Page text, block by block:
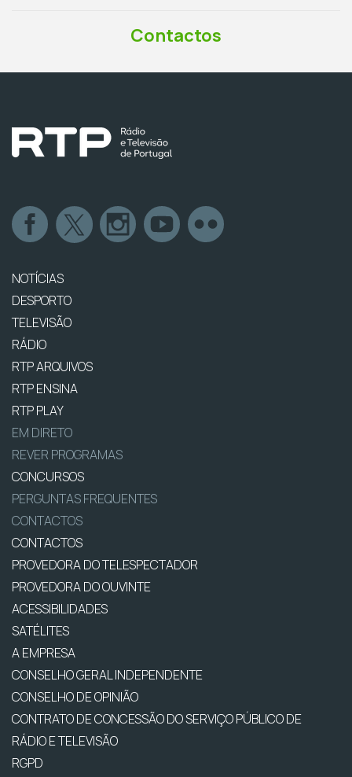
Contactos
NOTÍCIAS
DESPORTO
TELEVISÃO
RÁDIO
RTP ARQUIVOS
RTP ENSINA
RTP PLAY
EM DIRETO
REVER PROGRAMAS
CONCURSOS
PERGUNTAS FREQUENTES
CONTACTOS
CONTACTOS
PROVEDORA DO TELESPECTADOR
PROVEDORA DO OUVINTE
ACESSIBILIDADES
SATÉLITES
A EMPRESA
CONSELHO GERAL INDEPENDENTE
CONSELHO DE OPINIÃO
CONTRATO DE CONCESSÃO DO SERVIÇO PÚBLICO DE
RÁDIO E TELEVISÃO
RGPD